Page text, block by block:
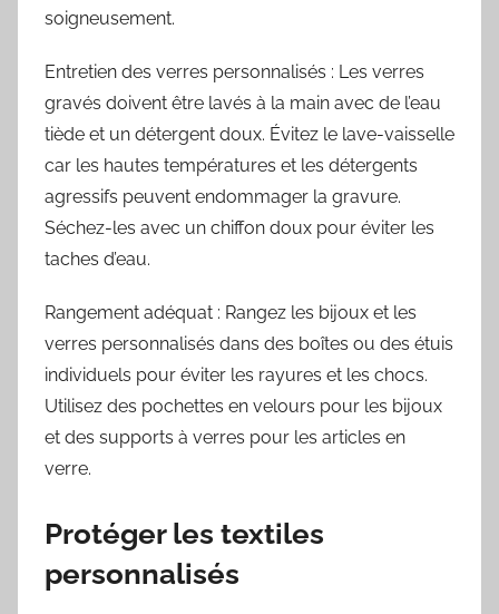
soigneusement.
Entretien des verres personnalisés : Les verres
gravés doivent être lavés à la main avec de l’eau
tiède et un détergent doux. Évitez le lave-vaisselle
car les hautes températures et les détergents
agressifs peuvent endommager la gravure.
Séchez-les avec un chiffon doux pour éviter les
taches d’eau.
Rangement adéquat : Rangez les bijoux et les
verres personnalisés dans des boîtes ou des étuis
individuels pour éviter les rayures et les chocs.
Utilisez des pochettes en velours pour les bijoux
et des supports à verres pour les articles en
verre.
Protéger les textiles
personnalisés